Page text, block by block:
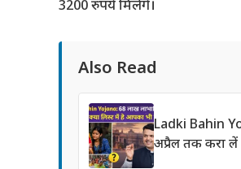
3200 रुपये मिलेंगे।
Also Read
Ladki Bahin
अप्रैल तक करा लें